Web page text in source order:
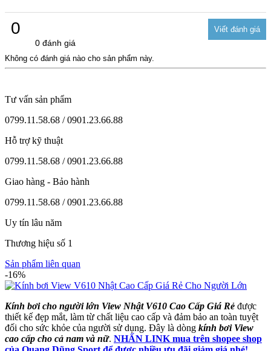
0
0 đánh giá
Không có đánh giá nào cho sản phẩm này.
Tư vấn sản phẩm
0799.11.58.68 / 0901.23.66.88
Hỗ trợ kỹ thuật
0799.11.58.68 / 0901.23.66.88
Giao hàng - Bảo hành
0799.11.58.68 / 0901.23.66.88
Uy tín lâu năm
Thương hiệu số 1
Sản phẩm liên quan
-16%
Kính bơi cho người lớn View Nhật V610 Cao Cấp Giá Rẻ được
thiết kế đẹp mắt, làm từ chất liệu cao cấp và đảm bảo an toàn tuyệt
đối cho sức khỏe của người sử dụng. Đây là dòng kính bơi View
cao cấp cho cả nam và nữ. NHẤN LINK mua trên shopee shop